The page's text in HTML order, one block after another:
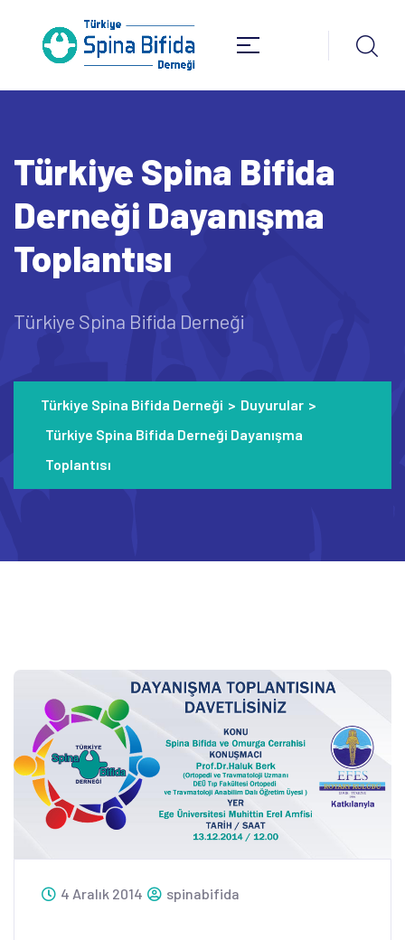
Türkiye Spina Bifida
Derneği Dayanışma
Toplantısı
Türkiye Spina Bifida Derneği
Türkiye Spina Bifida Derneği > Duyurular >
Türkiye Spina Bifida Derneği Dayanışma
Toplantısı
4 Aralık 2014 spinabifida